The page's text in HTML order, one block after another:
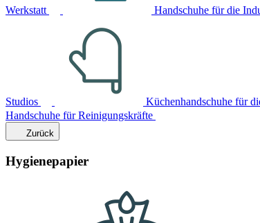
Werkstatt Handschuhe für die
Studios Küchenhandschuhe für
Handschuhe für Reinigungskräfte
Zurück
Hygienepapier